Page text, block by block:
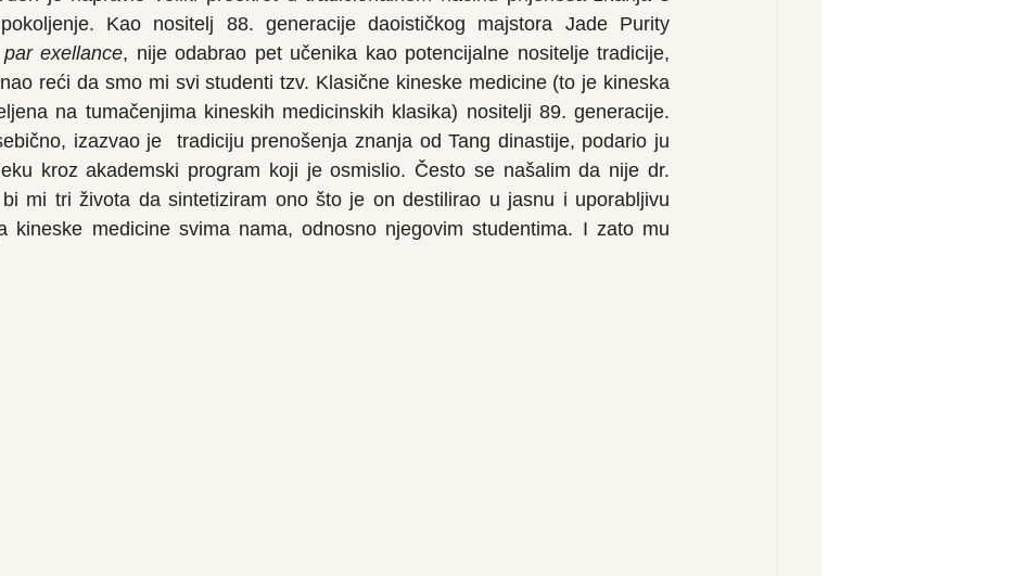
Kao nositelj 88. generacije daoističkog majstora Jade Purity
exellance, nije odabrao pet učenika kao potencijalne nositelje tradicije,
reći da smo mi svi studenti tzv. Klasične kineske medicine (to je kineska
na tumačenjima kineskih medicinskih klasika) nositelji 89. generacije.
izazvao je  tradiciju prenošenja znanja od Tang dinastije, podario ju
kroz akademski program koji je osmislio. Često se našalim da nije dr.
mi tri života da sintetiziram ono što je on destilirao u jasnu i uporabljivu
kineske medicine svima nama, odnosno njegovim studentima. I zato mu